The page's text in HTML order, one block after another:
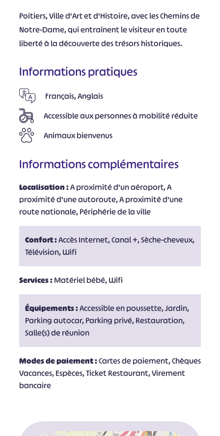
Poitiers, Ville d'Art et d'Histoire, avec les Chemins de
Notre-Dame, qui entraînent le visiteur en toute
liberté à la découverte des trésors historiques.
Informations pratiques
Français, Anglais
Accessible aux personnes à mobilité réduite
Animaux bienvenus
Informations complémentaires
Localisation :A proximité d'un aéroport, A
proximité d'une autoroute, A proximité d'une
route nationale, Périphérie de la ville
Confort :Accès Internet, Canal +, Sèche-cheveux,
Télévision, Wifi
Services :Matériel bébé, Wifi
Équipements :Accessible en poussette, Jardin,
Parking autocar, Parking privé, Restauration,
Salle(s) de réunion
Modes de paiement :Cartes de paiement, Chèques
Vacances, Espèces, Ticket Restaurant, Virement
bancaire